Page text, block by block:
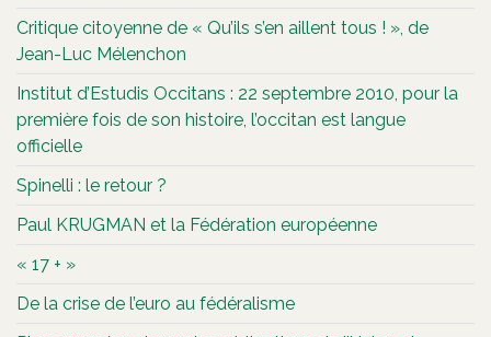
Critique citoyenne de « Qu’ils s’en aillent tous ! », de
Jean-Luc Mélenchon
Institut d’Estudis Occitans : 22 septembre 2010, pour la
première fois de son histoire, l’occitan est langue
officielle
Spinelli : le retour ?
Paul KRUGMAN et la Fédération européenne
« 17 + »
De la crise de l’euro au fédéralisme